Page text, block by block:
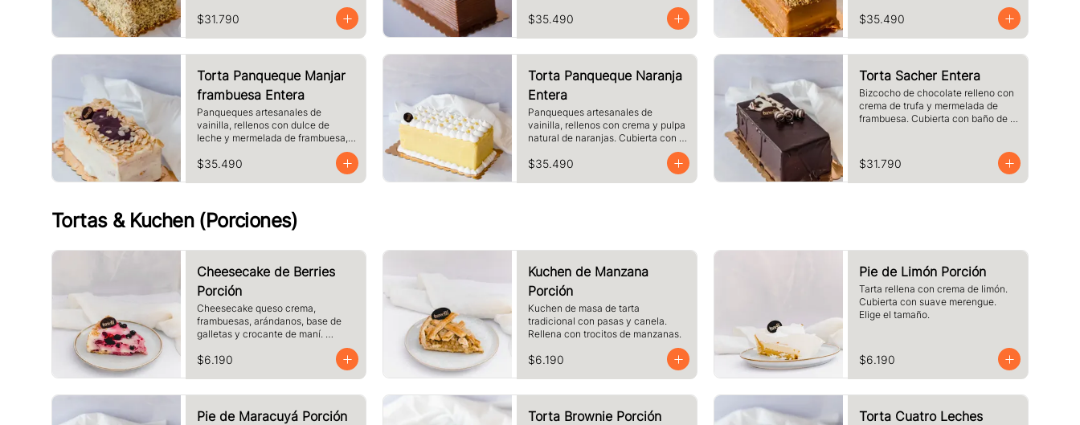
$31.790
chocolate blanco.
$35.490 $35.490
Torta Panqueque Manjar
frambuesa Entera
Panqueques artesanales de
vainilla, rellenos con dulce de
leche y mermelada de frambuesa,
blanco y almendras laminadas
$35.490
Torta Panqueque Naranja
Entera
Panqueques artesanales de
vainilla, rellenos con crema y pulpa
natural de naranjas. Cubierta con
$35.490
Torta Sacher Entera
Bizcocho de chocolate relleno con
crema de trufa y mermelada de
frambuesa. Cubierta con baño de
$31.790
Tortas & Kuchen (Porciones)
Cheesecake de Berries
Porción
Cheesecake queso crema,
frambuesas, arándanos, base de
galletas y crocante de maní.
$6.190
Kuchen de Manzana
Porción
Kuchen de masa de tarta
tradicional con pasas y canela.
Rellena con trocitos de manzanas.
$6.190
Pie de Limón Porción
Tarta rellena con crema de limón.
Cubierta con suave merengue.
Elige el tamaño.
$6.190
Pie de Maracuyá Porción Torta Brownie Porción
Torta Cuatro Leches